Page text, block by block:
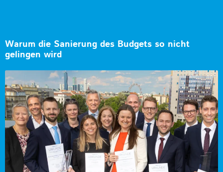
Warum die Sanierung des Budgets so nicht
gelingen wird